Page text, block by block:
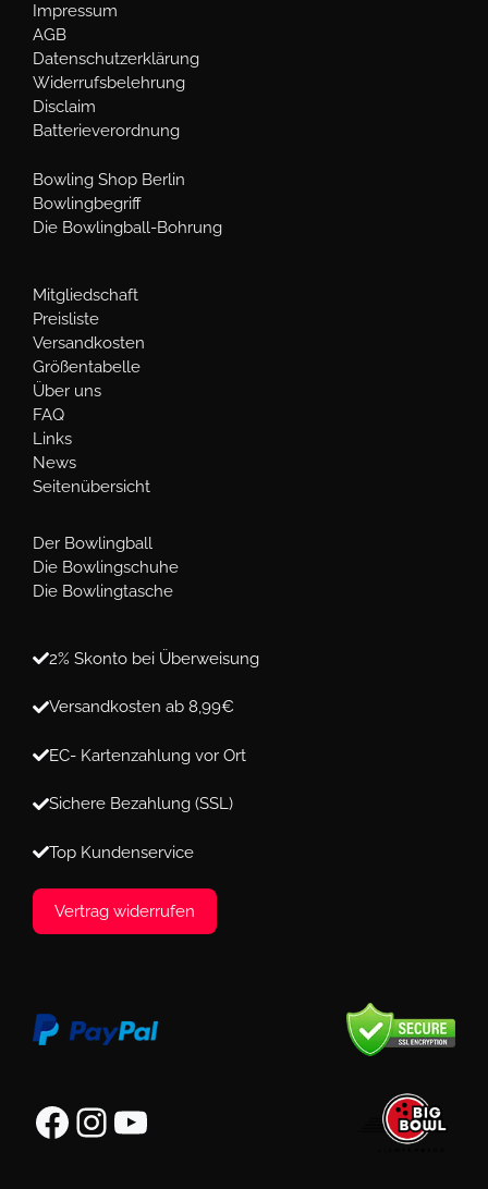
Impressum
AGB
Datenschutzerklärung
Widerrufsbelehrung
Disclaim
Batterieverordnung
Bowling Shop Berlin
Bowlingbegriff
Die Bowlingball-Bohrung
Mitgliedschaft
Preisliste
Versandkosten
Größentabelle
Über uns
FAQ
Links
News
Seitenübersicht
Der Bowlingball
Die Bowlingschuhe
Die Bowlingtasche
2% Skonto bei Überweisung
Versandkosten ab 8,99€
EC- Kartenzahlung vor Ort
Sichere Bezahlung (SSL)
Top Kundenservice
Vertrag widerrufen
Facebook
Instagram
YouTube